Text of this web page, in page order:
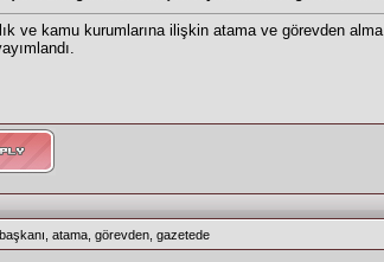
ve kamu kurumlarına ilişkin atama ve görevden
atama görevden gazetede